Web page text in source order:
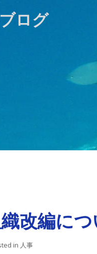
ログ
改編に
in 人事